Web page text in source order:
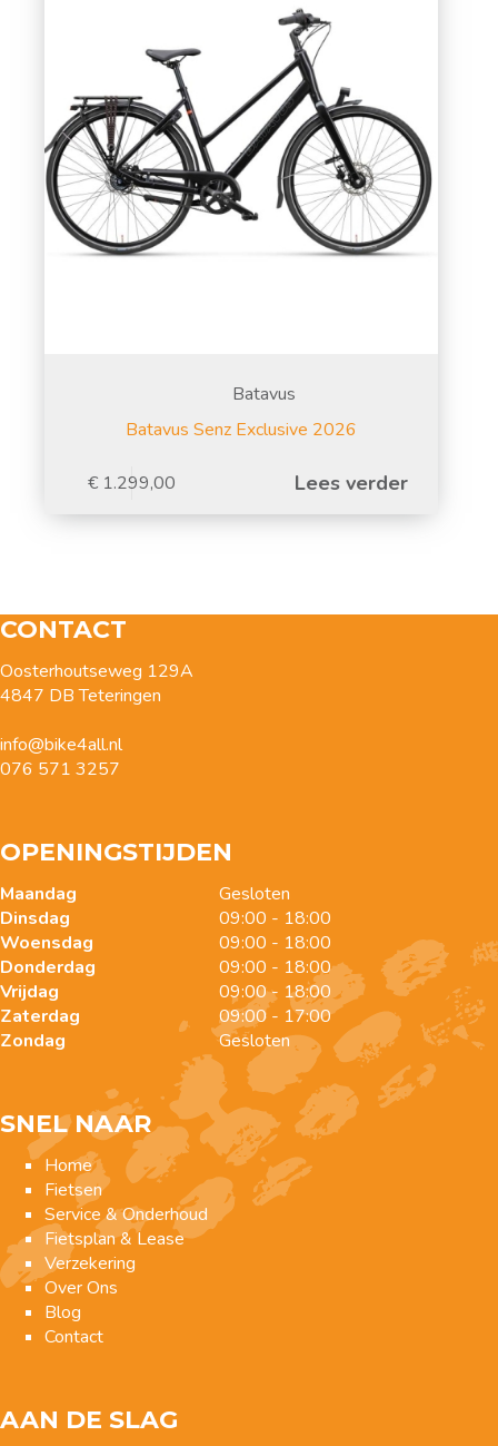
Batavus
Batavus Senz Exclusive 2026
€ 1.299,00 Lees verder
CONTACT
Oosterhoutseweg 129A
4847 DB Teteringen
info@bike4all.nl
076 571 3257
OPENINGSTIJDEN
Maandag
Dinsdag
Woensdag
Donderdag
Vrijdag
Zaterdag
Zondag
Gesloten
09:00 - 18:00
09:00 - 18:00
09:00 - 18:00
09:00 - 18:00
09:00 - 17:00
Gesloten
SNEL NAAR
Home
Fietsen
Service & Onderhoud
Fietsplan & Lease
Verzekering
Over Ons
Blog
Contact
AAN DE SLAG